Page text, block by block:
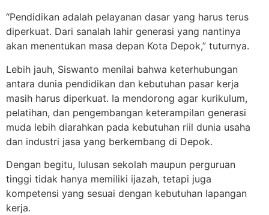
“Pendidikan adalah pelayanan dasar yang harus terus
diperkuat. Dari sanalah lahir generasi yang nantinya
akan menentukan masa depan Kota Depok,” tuturnya.
Lebih jauh, Siswanto menilai bahwa keterhubungan
antara dunia pendidikan dan kebutuhan pasar kerja
masih harus diperkuat. Ia mendorong agar kurikulum,
pelatihan, dan pengembangan keterampilan generasi
muda lebih diarahkan pada kebutuhan riil dunia usaha
dan industri jasa yang berkembang di Depok.
Dengan begitu, lulusan sekolah maupun perguruan
tinggi tidak hanya memiliki ijazah, tetapi juga
kompetensi yang sesuai dengan kebutuhan lapangan
kerja.